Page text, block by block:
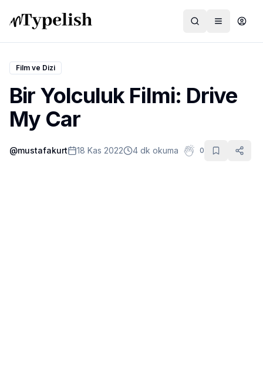
Dünya
Film ve Dizi
Kültür ve Sanat
Film ve Dizi
Bir Yolculuk Filmi: Drive
My Car
@mustafakurt 18 Kas 2022 4 dk okuma 0